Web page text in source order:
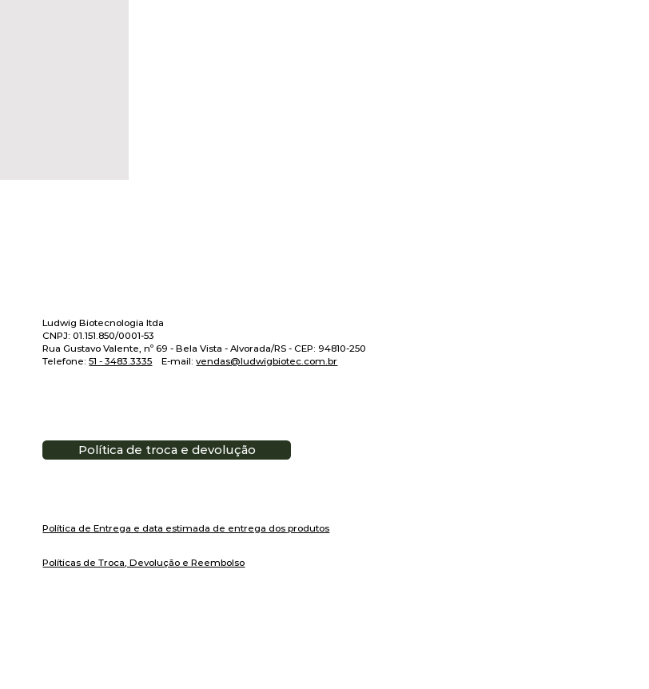
Política de Entrega e data estimada de entrega dos produtos
Políticas de Troca, Devolução e Reembolso
Ludwig Biotecnologia ltda
CNPJ: 01.151.850/0001-53
Rua Gustavo Valente, nº 69 - Bela Vista - Alvorada/RS - CEP: 94810-250
Telefone:51 - 3483.3335 E-mail:vendas@ludwigbiotec.com.br
Política de troca e devolução